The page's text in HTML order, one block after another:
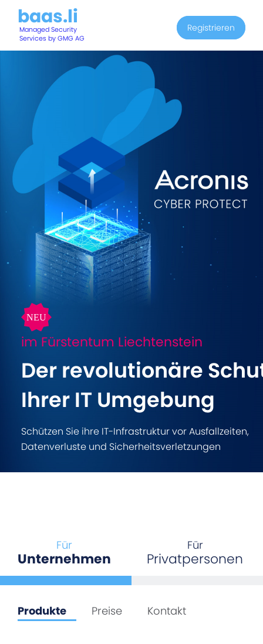
baas.li
Managed Security
Services by GMG AG
Registrieren
im Fürstentum Liechtenstein
Der revolutionäre
Ihrer IT Umgebung
Schützen Sie ihre IT-Infrastruktur vor Ausfallzeiten,
Datenverluste und Sicherheitsverletzungen
Für
Unternehmen
Für
Privatpersonen
Produkte Preise Kontakt